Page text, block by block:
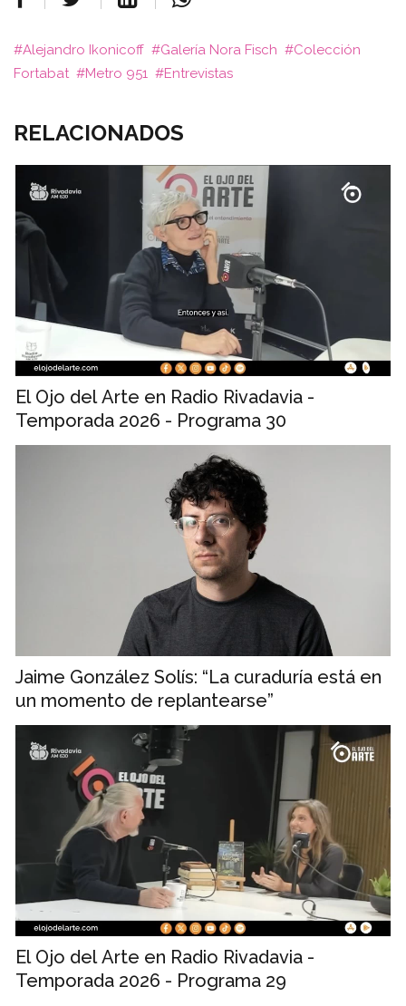
Alejandro Ikonicoff Galería Nora Fisch
Colección
Fortabat
Metro 951 Entrevistas
RELACIONADOS
El Ojo del Arte en Radio Rivadavia -
Temporada 2026 - Programa 30
Jaime González Solís: “La curaduría está en
un momento de replantearse”
El Ojo del Arte en Radio Rivadavia -
Temporada 2026 - Programa 29